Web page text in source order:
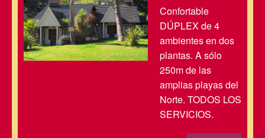
Confortable
DÚPLEX de 4
ambientes en dos
plantas. A sólo
250m de las
amplias playas del
Norte. TODOS LOS
SERVICIOS.